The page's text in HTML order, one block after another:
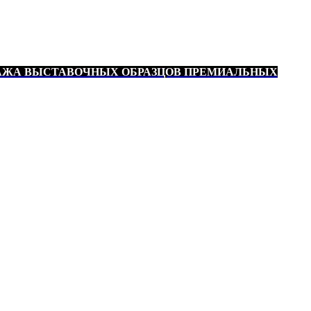
ВЫСТАВОЧНЫХ ОБРАЗЦОВ ПРЕМИАЛЬНЫХ